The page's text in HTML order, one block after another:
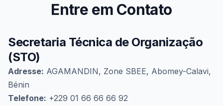
Entre em Contato
Secretaria Técnica de Organização
(STO)
Adresse: AGAMANDIN, Zone SBEE, Abomey-Calavi,
Bénin
Telefone: +229 01 66 66 66 92